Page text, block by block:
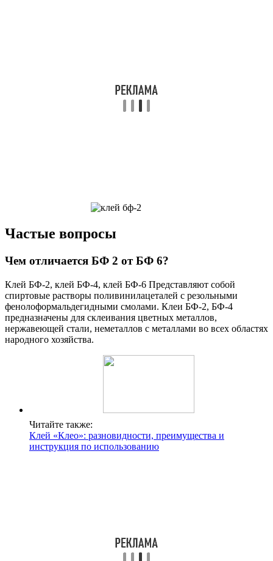
Частые вопросы
Чем отличается БФ 2 от БФ 6?
Клей БФ-2, клей БФ-4, клей БФ-6 Представляют собой
спиртовые растворы поливинилацеталей с резольными
фенолоформальдегидными смолами. Клеи БФ-2, БФ-4
предназначены для склеивания цветных металлов,
нержавеющей стали, неметаллов с металлами во всех областях
народного хозяйства.
Читайте также:
Клей «Клео»: разновидности, преимущества и
инструкция по использованию